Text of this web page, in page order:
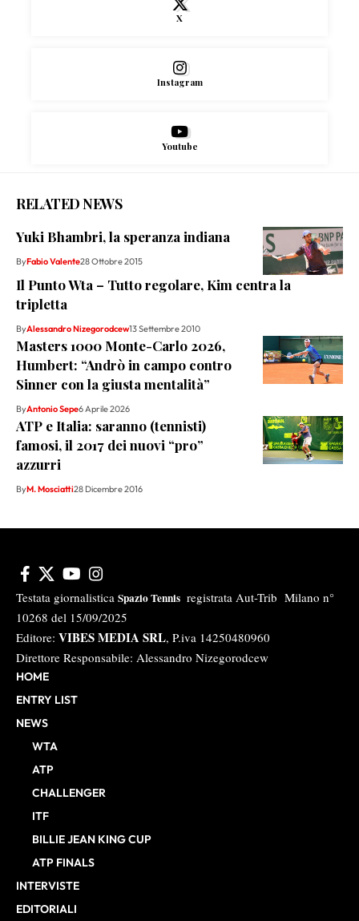
X
Instagram
Youtube
RELATED NEWS
Yuki Bhambri, la speranza indiana
ByFabio Valente28 Ottobre 2015
Il Punto Wta – Tutto regolare, Kim centra la
tripletta
ByAlessandro Nizegorodcew13 Settembre 2010
Masters 1000 Monte-Carlo 2026,
Humbert: “Andrò in campo contro
Sinner con la giusta mentalità”
ByAntonio Sepe6 Aprile 2026
ATP e Italia: saranno (tennisti)
famosi, il 2017 dei nuovi “pro”
azzurri
ByM. Mosciatti28 Dicembre 2016
Testata giornalistica Spazio Tennis registrata Aut-Trib Milano n°
10268 del 15/09/2025
Editore: VIBES MEDIA SRL, P.iva 14250480960
Direttore Responsabile: Alessandro Nizegorodcew
HOME
ENTRY LIST
NEWS
WTA
ATP
CHALLENGER
ITF
BILLIE JEAN KING CUP
ATP FINALS
INTERVISTE
EDITORIALI